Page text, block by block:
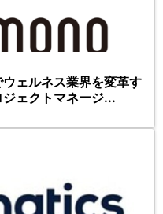
ウェルネス業界を変革す
ェクトマネージ...